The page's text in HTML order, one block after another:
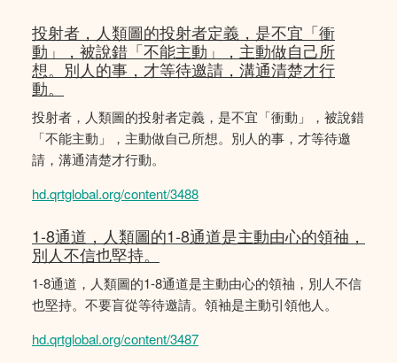
投射者，人類圖的投射者定義，是不宜「衝
動」，被說錯「不能主動」，主動做自己所
想。別人的事，才等待邀請，溝通清楚才行
動。
投射者，人類圖的投射者定義，是不宜「衝動」，被說錯
「不能主動」，主動做自己所想。別人的事，才等待邀
請，溝通清楚才行動。
hd.qrtglobal.org/content/3488
1-8通道，人類圖的1-8通道是主動由心的領䄂，
別人不信也堅持。
1-8通道，人類圖的1-8通道是主動由心的領䄂，別人不信
也堅持。不要盲從等待邀請。領袖是主動引領他人。
hd.qrtglobal.org/content/3487